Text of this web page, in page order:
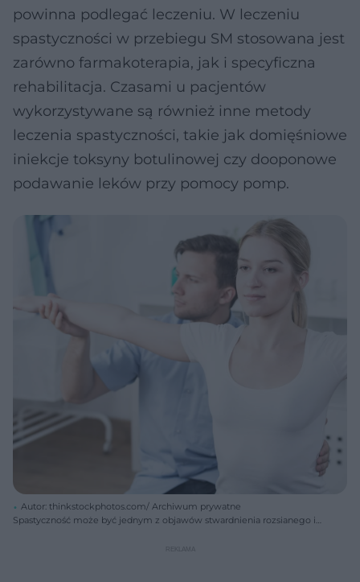
powinna podlegać leczeniu. W leczeniu
spastyczności w przebiegu SM stosowana jest
zarówno farmakoterapia, jak i specyficzna
rehabilitacja. Czasami u pacjentów
wykorzystywane są również inne metody
leczenia spastyczności, takie jak domięśniowe
iniekcje toksyny botulinowej czy dooponowe
podawanie leków przy pomocy pomp.
Autor: thinkstockphotos.com/ Archiwum prywatne
Spastyczność może być jednym z objawów stwardnienia rozsianego i